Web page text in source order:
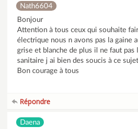
Nath6604
Bonjour
Attention à tous ceux qui souhaite
électrique nous n avons pas la gaine
grise et blanche de plus il ne faut pas
sanitaire j ai bien des soucis à ce
Bon courage à tous
Répondre
Daena